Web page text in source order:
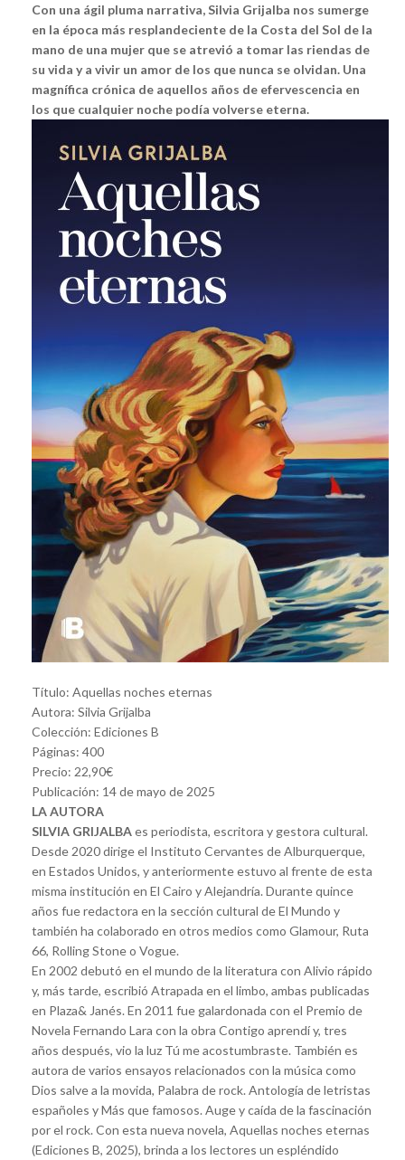
Con una ágil pluma narrativa, Silvia Grijalba nos sumerge
en la época más resplandeciente de la Costa del Sol de la
mano de una mujer que se atrevió a tomar las riendas de
su vida y a vivir un amor de los que nunca se olvidan. Una
magnífica crónica de aquellos años de efervescencia en
los que cualquier noche podía volverse eterna.
Título: Aquellas noches eternas
Autora: Silvia Grijalba
Colección: Ediciones B
Páginas: 400
Precio: 22,90€
Publicación: 14 de mayo de 2025
LA AUTORA
SILVIA GRIJALBAes periodista, escritora y gestora cultural.
Desde 2020 dirige el Instituto Cervantes de Alburquerque,
en Estados Unidos, y anteriormente estuvo al frente de esta
misma institución en El Cairo y Alejandría. Durante quince
años fue redactora en la sección cultural de El Mundo y
también ha colaborado en otros medios como Glamour, Ruta
66, Rolling Stone o Vogue.
En 2002 debutó en el mundo de la literatura con Alivio rápido
y, más tarde, escribió Atrapada en el limbo, ambas publicadas
en Plaza& Janés. En 2011 fue galardonada con el Premio de
Novela Fernando Lara con la obra Contigo aprendí y, tres
años después, vio la luz Tú me acostumbraste. También es
autora de varios ensayos relacionados con la música como
Dios salve a la movida, Palabra de rock. Antología de letristas
españoles y Más que famosos. Auge y caída de la fascinación
por el rock. Con esta nueva novela, Aquellas noches eternas
(Ediciones B, 2025), brinda a los lectores un espléndido